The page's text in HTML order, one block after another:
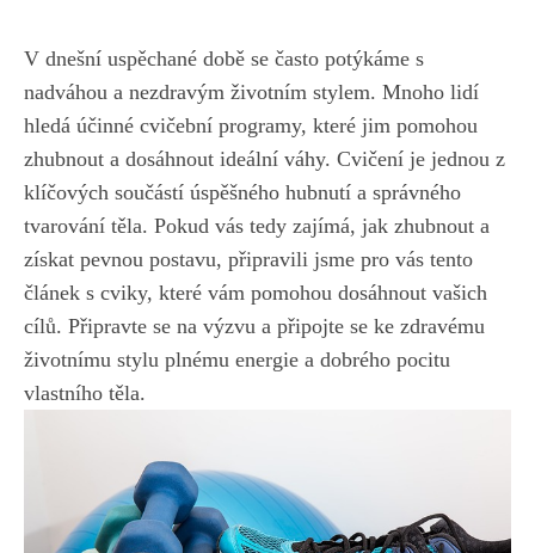
V dnešní⁤ uspěchané době se často potýkáme s⁣
nadváhou ⁤a nezdravým životním stylem. Mnoho‍ lidí
hledá účinné cvičební programy, které jim ‌pomohou
zhubnout a dosáhnout ideální váhy. Cvičení je jednou z ​
klíčových součástí ‌úspěšného ​hubnutí a ⁣správného
tvarování ⁢těla. Pokud vás tedy‍ zajímá, jak zhubnout a‍
získat pevnou postavu, připravili jsme pro vás tento
článek s cviky, které vám pomohou dosáhnout ⁣vašich
cílů. Připravte se⁣ na výzvu‌ a‌ připojte⁤ se‍ ke zdravému
životnímu stylu plnému energie a dobrého pocitu
vlastního‌ těla.